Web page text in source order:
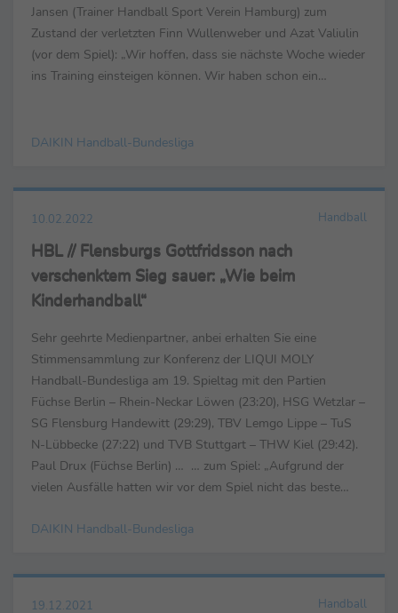
Jansen (Trainer Handball Sport Verein Hamburg) zum
Zustand der verletzten Finn Wullenweber und Azat Valiulin
(vor dem Spiel): „Wir hoffen, dass sie nächste Woche wieder
ins Training einsteigen können. Wir haben schon ein
DAIKIN Handball-Bundesliga
10.02.2022 Handball
HBL // Flensburgs Gottfridsson nach
verschenktem Sieg sauer: „Wie beim
Kinderhandball“
Sehr geehrte Medienpartner, anbei erhalten Sie eine
Stimmensammlung zur Konferenz der LIQUI MOLY
Handball-Bundesliga am 19. Spieltag mit den Partien
Füchse Berlin – Rhein-Neckar Löwen (23:20), HSG Wetzlar –
SG Flensburg Handewitt (29:29), TBV Lemgo Lippe – TuS
N-Lübbecke (27:22) und TVB Stuttgart – THW Kiel (29:42).
Paul Drux (Füchse Berlin) … … zum Spiel: „Aufgrund der
vielen Ausfälle hatten wir vor dem Spiel nicht das beste
DAIKIN Handball-Bundesliga
19.12.2021 Handball